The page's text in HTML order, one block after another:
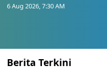
6 Aug 2026, 7:30 AM
Berita Terkini